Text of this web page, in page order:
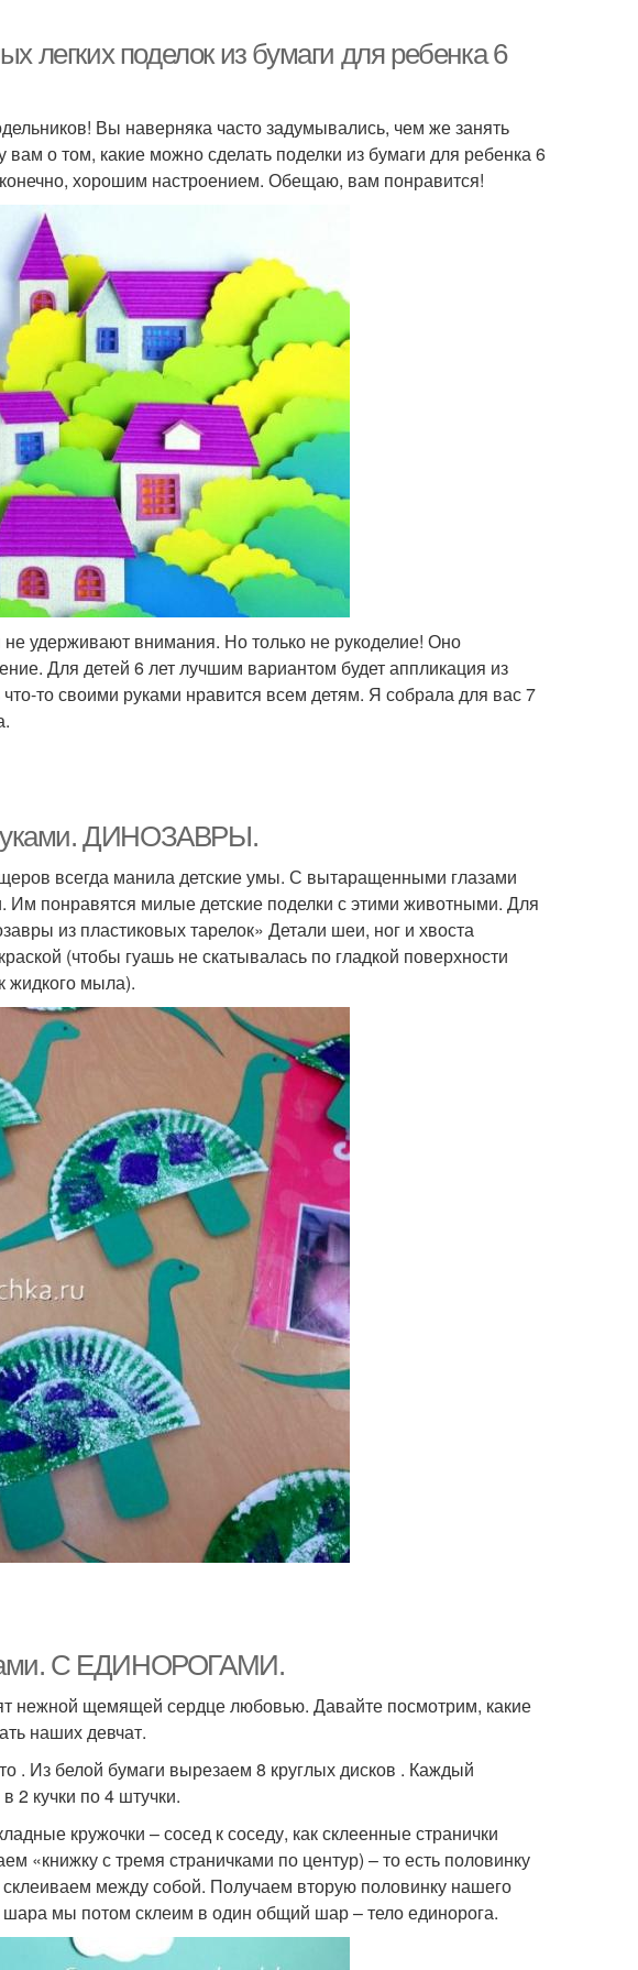
легких поделок из бумаги для ребенка 6
Вы наверняка часто задумывались, чем же занять
о том, какие можно сделать поделки из бумаги для ребенка 6
хорошим настроением. Обещаю, вам понравится!
удерживают внимания. Но только не рукоделие! Оно
Для детей 6 лет лучшим вариантом будет аппликация из
то своими руками нравится всем детям. Я собрала для вас 7
ДИНОЗАВРЫ.
всегда манила детские умы. С вытаращенными глазами
Им понравятся милые детские поделки с этими животными. Для
из пластиковых тарелок» Детали шеи, ног и хвоста
(чтобы гуашь не скатывалась по гладкой поверхности
жидкого мыла).
С ЕДИНОРОГАМИ.
нежной щемящей сердце любовью. Давайте посмотрим, какие
наших девчат.
белой бумаги вырезаем 8 круглых дисков . Каждый
2 кучки по 4 штучки.
кружочки – сосед к соседу, как склеенные странички
«книжку с тремя страничками по центур) – то есть половинку
между собой. Получаем вторую половинку нашего
мы потом склеим в один общий шар – тело единорога.